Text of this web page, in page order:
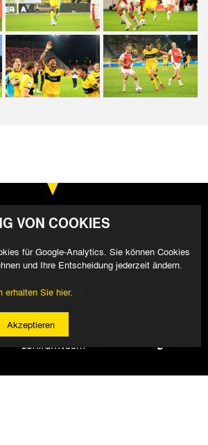
VON COOKIES
für Google-Analytics. Sie können Cookies
und Ihre Entscheidung jederzeit ändern.
erhalten Sie hier.
Akzeptieren